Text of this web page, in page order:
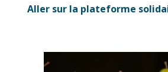
Aller sur la plateforme